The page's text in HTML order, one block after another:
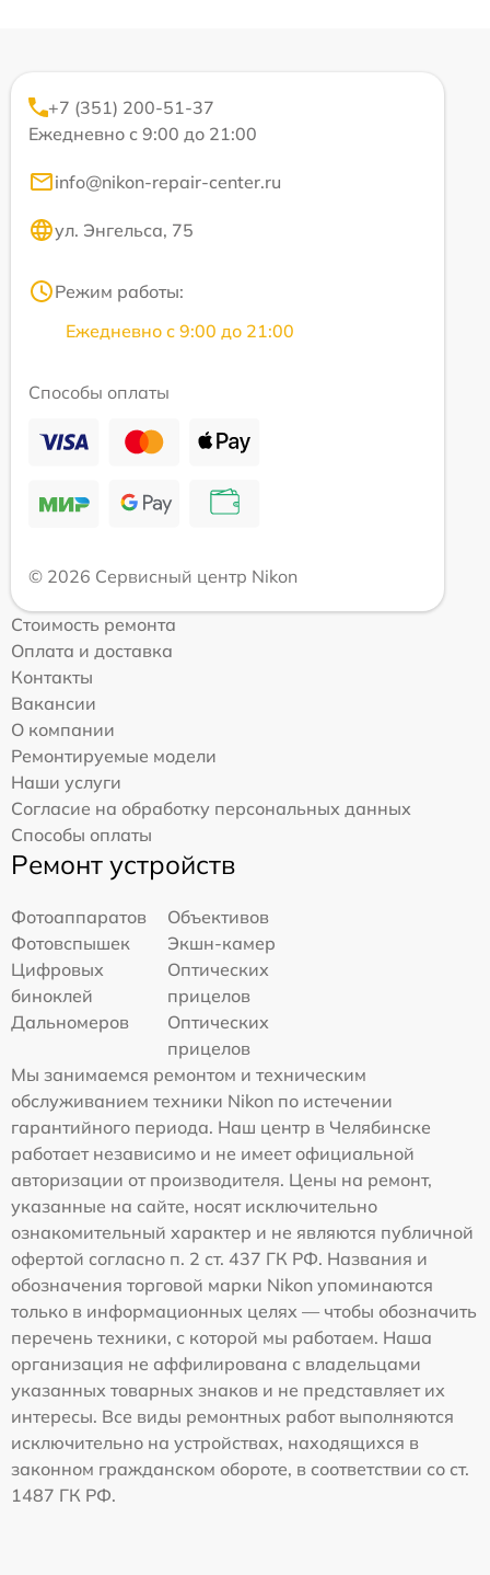
+7 (351) 200-51-37
Ежедневно с 9:00 до 21:00
info@nikon-repair-center.ru
ул. Энгельса, 75
Режим работы:
Ежедневно с 9:00 до 21:00
Способы оплаты
© 2026 Сервисный центр Nikon
Стоимость ремонта
Оплата и доставка
Контакты
Вакансии
О компании
Ремонтируемые модели
Наши услуги
Согласие на обработку персональных данных
Способы оплаты
Ремонт устройств
Фотоаппаратов
Объективов
Фотовспышек
Экшн-камер
Цифровых
биноклей
Оптических
прицелов
Дальномеров
Оптических
прицелов
Мы занимаемся ремонтом и техническим
обслуживанием техники Nikon по истечении
гарантийного периода. Наш центр в Челябинске
работает независимо и не имеет официальной
авторизации от производителя. Цены на ремонт,
указанные на сайте, носят исключительно
ознакомительный характер и не являются публичной
офертой согласно п. 2 ст. 437 ГК РФ. Названия и
обозначения торговой марки Nikon упоминаются
только в информационных целях — чтобы обозначить
перечень техники, с которой мы работаем. Наша
организация не аффилирована с владельцами
указанных товарных знаков и не представляет их
интересы. Все виды ремонтных работ выполняются
исключительно на устройствах, находящихся в
законном гражданском обороте, в соответствии со ст.
1487 ГК РФ.